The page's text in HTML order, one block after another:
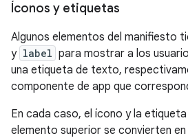
Íconos y etiquetas
Algunos elementos del manifiesto
y label para mostrar a los
una etiqueta de texto,
componente de app que
En cada caso, el ícono y la
elemento superior se convierten